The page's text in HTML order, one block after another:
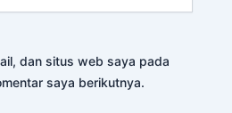
dan situs web saya pada
saya berikutnya.